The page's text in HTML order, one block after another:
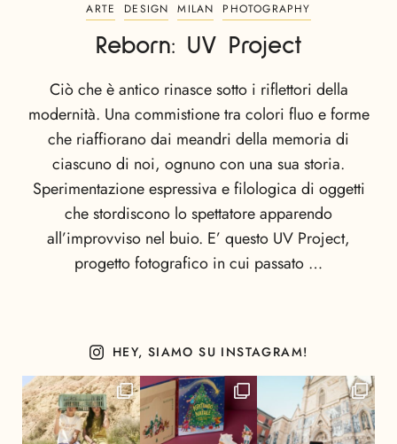
ARTE DESIGN MILAN PHOTOGRAPHY
Reborn: UV Project
Ciò che è antico rinasce sotto i riflettori della
modernità. Una commistione tra colori fluo e forme
che riaffiorano dai meandri della memoria di
ciascuno di noi, ognuno con una sua storia.
Sperimentazione espressiva e filologica di oggetti
che stordiscono lo spettatore apparendo
all’improvviso nel buio. E’ questo UV Project,
progetto fotografico in cui passato …
HEY, SIAMO SU INSTAGRAM!